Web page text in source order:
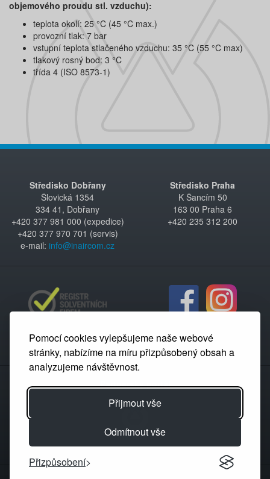
Pomocí cookies vylepšujeme naše webové
stránky, nabízíme na míru přizpůsobený obsah a
analyzujeme návštěvnost.
Přijmout vše
Odmítnout vše
Přizpůsobení
objemového proudu stl. vzduchu):
teplota okolí: 25 °C (45 °C max.)
provozní tlak: 7 bar
vstupní teplota stlačeného vzduchu: 35 °C (55 °C max)
tlakový rosný bod: 3 °C
třída 4 (ISO 8573-1)
Středisko Dobřany
Šlovická 1354
334 41, Dobřany
+420 377 981 000 (expedice)
+420 377 970 701 (servis)
e-mail: info@inaircom.cz
Středisko Praha
K Šancím 50
163 00 Praha 6
+420 235 312 200
Partnerský portál